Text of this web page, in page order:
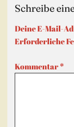
Schreibe
Deine E-Mail-
Erforderliche
Kommentar*